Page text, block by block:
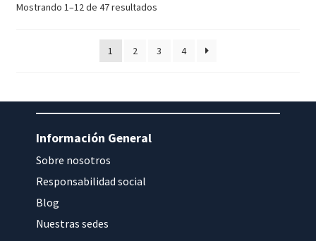
Mostrando 1–12 de 47 resultados
1 2 3 4
Información General
Sobre nosotros
Responsabilidad social
Blog
Nuestras sedes